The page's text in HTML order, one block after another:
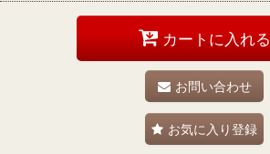
カートに入れる
お問い合わせ
お気に入り登録